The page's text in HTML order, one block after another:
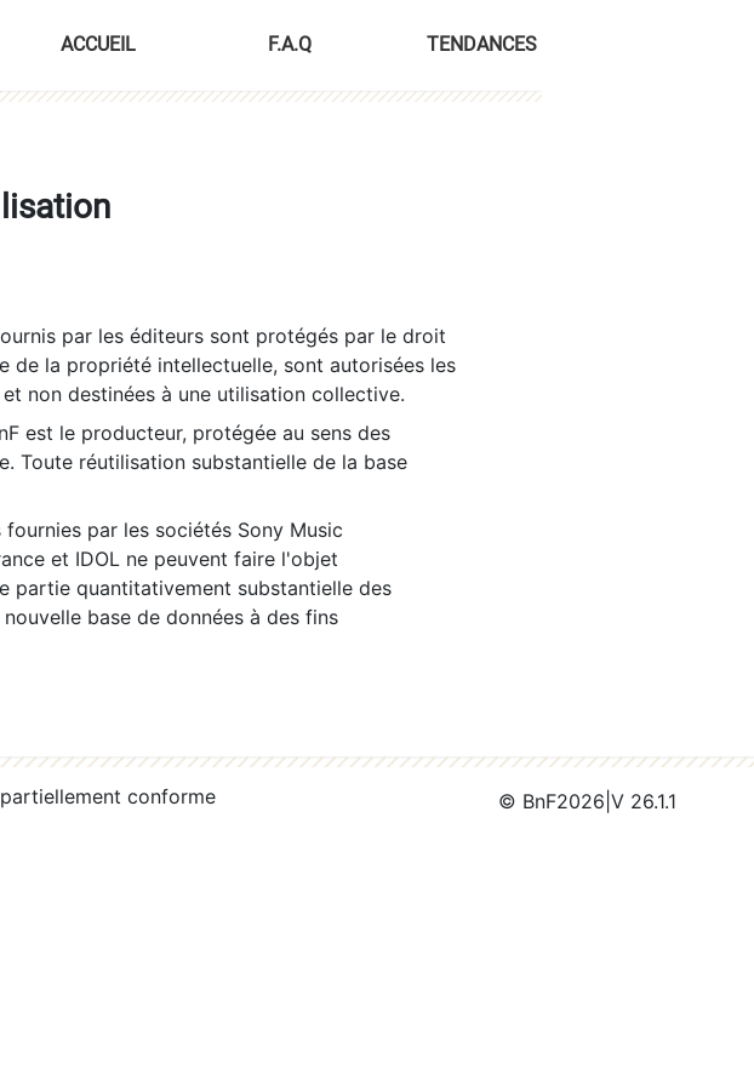
ACCUEIL F.A.Q TENDANCES
par les éditeurs sont protégés par le droit
de la propriété intellectuelle, sont autorisées les
non destinées à une utilisation collective.
est le producteur, protégée au sens des
Toute réutilisation substantielle de la base
par les sociétés Sony Music
et IDOL ne peuvent faire l'objet
partie quantitativement substantielle des
base de données à des fins
conforme © BnF2026 V 26.1.1